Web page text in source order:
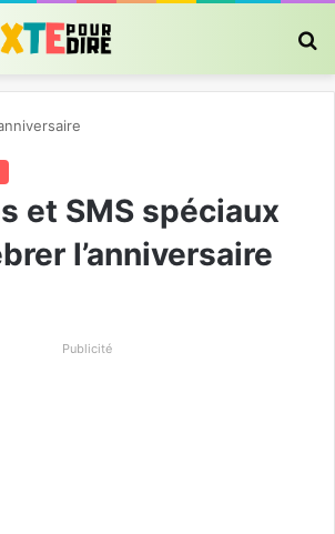
et SMS spéciaux
l’anniversaire
Publicité